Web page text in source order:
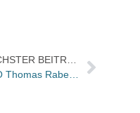
NÄCHSTER BEITRAG
CEO Thomas Rabe: „Hochwertige Inhalte bilden das Herzstück unserer Geschäfte“